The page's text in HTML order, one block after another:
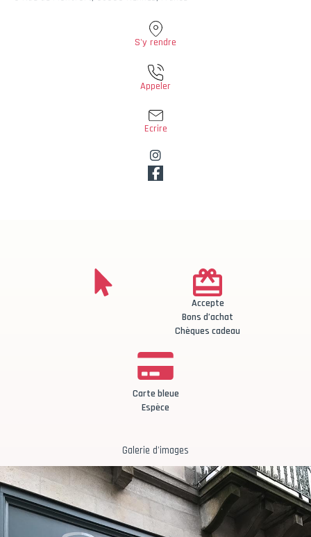
S'y rendre
Appeler
Ecrire
Accepte
Bons d’achat
Chèques cadeau
Carte bleue
Espèce
Galerie d'images